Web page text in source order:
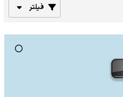
فیلتر